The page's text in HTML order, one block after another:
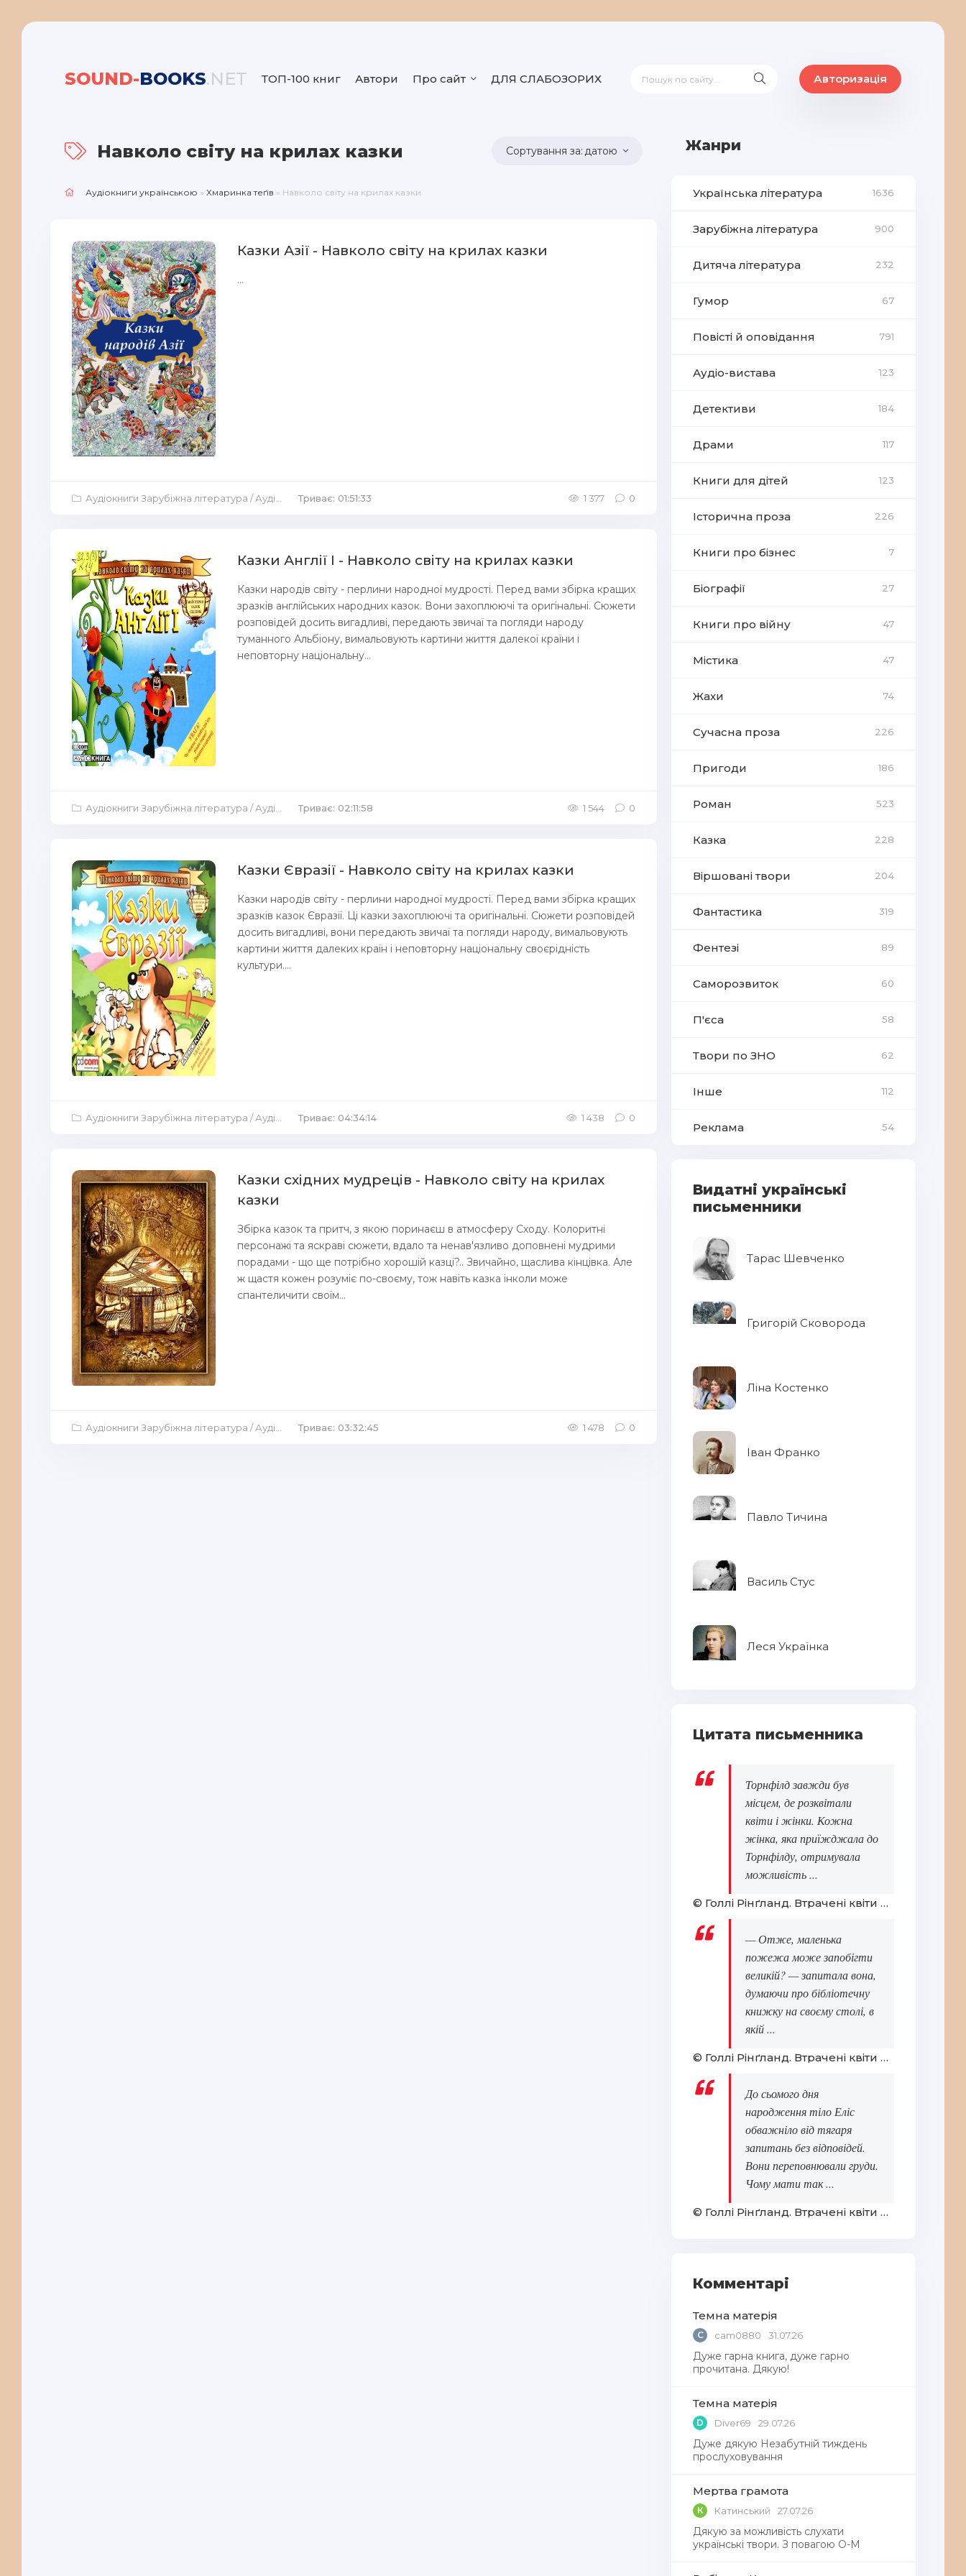
SOUND-BOOKS.NET ТОП-100 книг Автори Про сайт ДЛЯ СЛАБОЗОРИХ Авторизація
Навколо світу на крилах казки датою
Аудіокниги українською » Хмаринка теґів » Навколо світу на крилах казки
Казки Азії - Навколо світу на крилах казки
...
Аудіокниги Зарубіжна література /Аудіокниги Казка Триває: 01:51:33 1 377 0
Казки Англії I - Навколо світу на крилах казки
Казки народів світу - перлини народної мудрості. Перед вами збірка кращих
зразків англійських народних казок. Вони захоплюючі та оригінальні. Сюжети
розповідей досить вигадливі, передають звичаї та погляди народу
туманного Альбіону, вимальовують картини життя далекої країни і
неповторну національну...
Аудіокниги Зарубіжна література /Аудіокниги для дітей /Аудіокниги Казка
Триває: 02:11:58 1 544 0
Казки Євразії - Навколо світу на крилах казки
Казки народів світу - перлини народної мудрості. Перед вами збірка кращих
зразків казок Євразії. Ці казки захоплюючі та оригінальні. Сюжети розповідей
досить вигадливі, вони передають звичаї та погляди народу, вимальовують
картини життя далеких країн і неповторну національну своєрідність
культури....
Аудіокниги Зарубіжна література /Аудіокниги для дітей /Аудіокниги Казка
Триває: 04:34:14 1 438 0
Казки східних мудреців - Навколо світу на крилах
казки
Збірка казок та притч, з якою поринаєш в атмосферу Сходу. Колоритні
персонажі та яскраві сюжети, вдало та ненав'язливо доповнені мудрими
порадами - що ще потрібно хорошій казці?.. Звичайно, щаслива кінцівка. Але
ж щастя кожен розуміє по-своєму, тож навіть казка інколи може
спантеличити своїм...
Аудіокниги Зарубіжна література /Аудіокниги Дитяча література Триває: 03:32:45 1 478 0
Жанри
Українська література 1636
Зарубіжна література 900
Дитяча література 232
Гумор 67
Повісті й оповідання 791
Аудіо-вистава 123
Детективи 184
Драми 117
Книги для дітей 123
Історична проза 226
Книги про бізнес 7
Біографії 27
Книги про війну 47
Містика 47
Жахи 74
Сучасна проза 226
Пригоди 186
Роман 523
Казка 228
Віршовані твори 204
Фантастика 319
Фентезі 89
Саморозвиток 60
П'єса 58
Твори по ЗНО 62
Інше 112
Реклама 54
Видатні українські
письменники
Тарас Шевченко
Григорій Сковорода
Ліна Костенко
Іван Франко
Павло Тичина
Василь Стус
Леся Українка
Цитата письменника
Торнфілд завжди був
місцем, де розквітали
квіти і жінки. Кожна
жінка, яка приїжджала до
Торнфілду, отримувала
можливість ...
© Голлі Рінґланд. Втрачені квіти Еліс Гарт
— Отже, маленька
пожежа може запобігти
великій? — запитала вона,
думаючи про бібліотечну
книжку на своєму столі, в
якій ...
© Голлі Рінґланд. Втрачені квіти Еліс Гарт
До сьомого дня
народження тіло Еліс
обважніло від тягаря
запитань без відповідей.
Вони переповнювали груди.
Чому мати так ...
© Голлі Рінґланд. Втрачені квіти Еліс Гарт
Комментарі
Темна матерія
C cam0880 31.07.26
Дуже гарна книга, дуже гарно
прочитана. Дякую!
Темна матерія
D Diver69 29.07.26
Дуже дякую Незабутній тиждень
прослуховування
Мертва грамота
К Катинський 27.07.26
Дякую за можливість слухати
українські твори. З повагою О-М